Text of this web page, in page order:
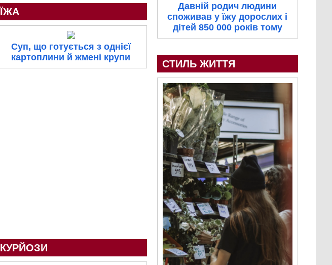
ЇЖА
Суп, що готується з однієї
картоплини й жмені крупи
КУРЙОЗИ
Давній родич людини
споживав у їжу дорослих і
дітей 850 000 років тому
СТИЛЬ ЖИТТЯ